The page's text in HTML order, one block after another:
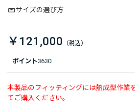
ポイント3630
サイズの選び方
￥121,000
本製品のフィッティングには熱成型作業
てご購入ください。